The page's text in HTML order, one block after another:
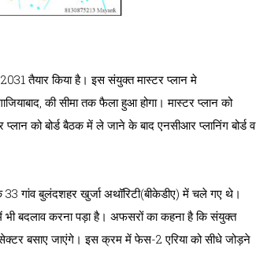
तैयार किया है। इस संयुक्त मास्टर प्लान मे
की सीमा तक फैला हुआ होगा। मास्टर प्लान को
को बोर्ड बैठक में ले जाने के बाद एनसीआर प्लानिंग बोर्ड व
33 गांव बुलंदशहर खुर्जा अथॉरिटी(बीकेडीए) में चले गए थे।
भी बदलाव करना पड़ा है। अफसरों का कहना है कि संयुक्त
बसाए जाएंगे। इस क्रम में फेस-2 एरिया को सीधे जोड़ने